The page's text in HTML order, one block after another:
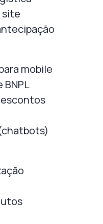
site
mobile